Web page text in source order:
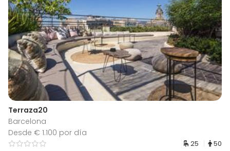
Terraza20
Barcelona
Desde € 1.100 por día
25 50